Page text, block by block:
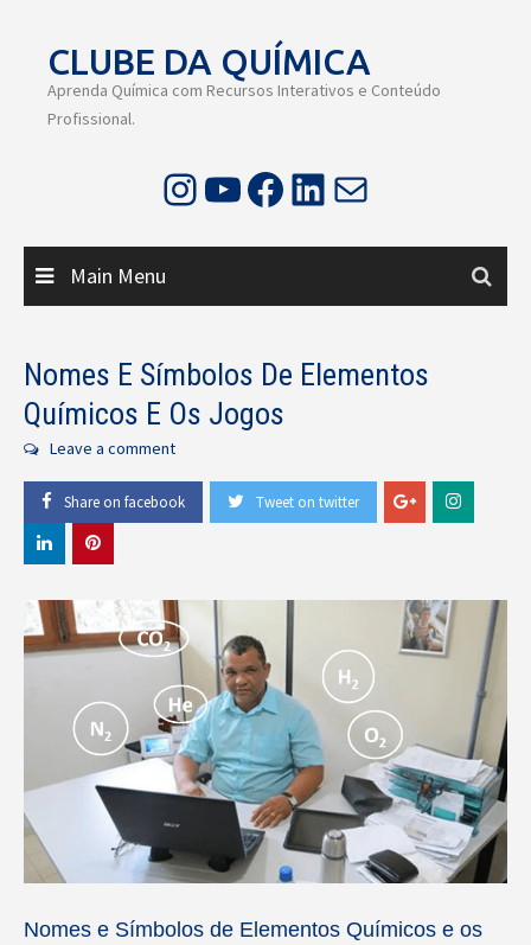
contentCLUBE DA QUÍMICA
Aprenda Química com Recursos Interativos e Conteúdo
Profissional.
Instagram Youtube Facebook LinkedIn E-mail
Main Menu
Nomes E Símbolos De Elementos
Químicos E Os Jogos
Leave a comment
Share on facebook Tweet on twitter
Nomes e Símbolos de Elementos Químicos e os